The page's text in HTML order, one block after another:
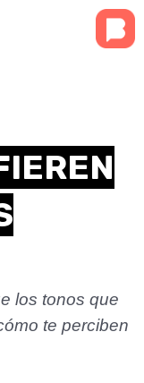
los tonos que
te perciben